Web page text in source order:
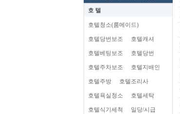
호 텔
호텔청소(룸메이드)
호텔당번보조 호텔캐셔
호텔베팅보조 호텔당번
호텔주차보조 호텔지배인
호텔주방 호텔조리사
호텔욕실청소 호텔세탁
호텔식기세척 일당/시급